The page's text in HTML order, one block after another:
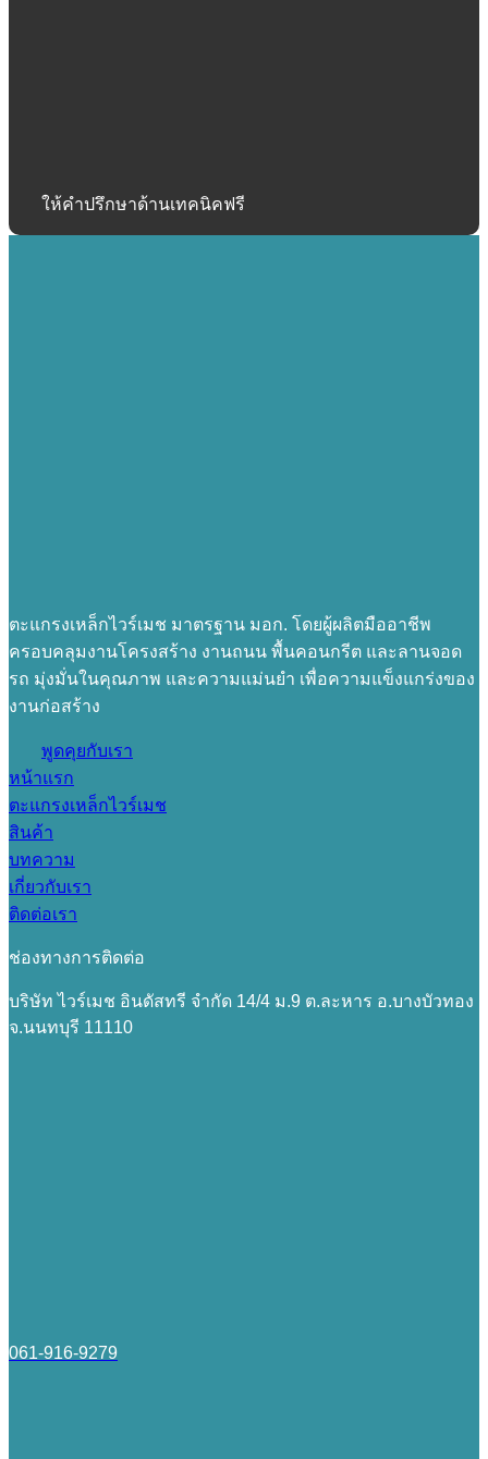
ให้คำปรึกษาด้านเทคนิคฟรี
ตะแกรงเหล็กไวร์เมช มาตรฐาน มอก. โดยผู้ผลิตมืออาชีพ
ครอบคลุมงานโครงสร้าง งานถนน พื้นคอนกรีต และลานจอด
รถ มุ่งมั่นในคุณภาพ และความแม่นยำ เพื่อความแข็งแกร่งของ
งานก่อสร้าง
พูดคุยกับเรา
หน้าแรก
ตะแกรงเหล็กไวร์เมช
สินค้า
บทความ
เกี่ยวกับเรา
ติดต่อเรา
ช่องทางการติดต่อ
บริษัท ไวร์เมช อินดัสทรี จำกัด 14/4 ม.9 ต.ละหาร อ.บางบัวทอง
จ.นนทบุรี 11110
061-916-9279